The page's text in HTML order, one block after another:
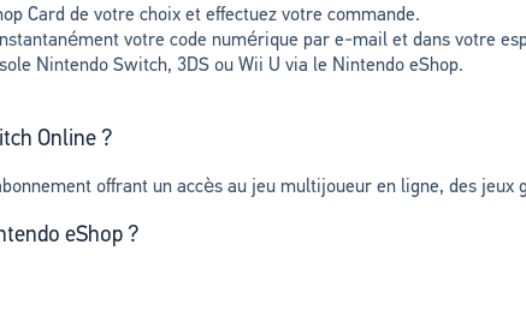
Card de votre choix et effectuez votre commande.
votre code numérique par e-mail et dans votre
Nintendo Switch, 3DS ou Wii U via le Nintendo eShop.
Online ?
offrant un accès au jeu multijoueur en ligne, des
eShop ?